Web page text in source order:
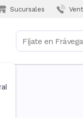
Sucursales